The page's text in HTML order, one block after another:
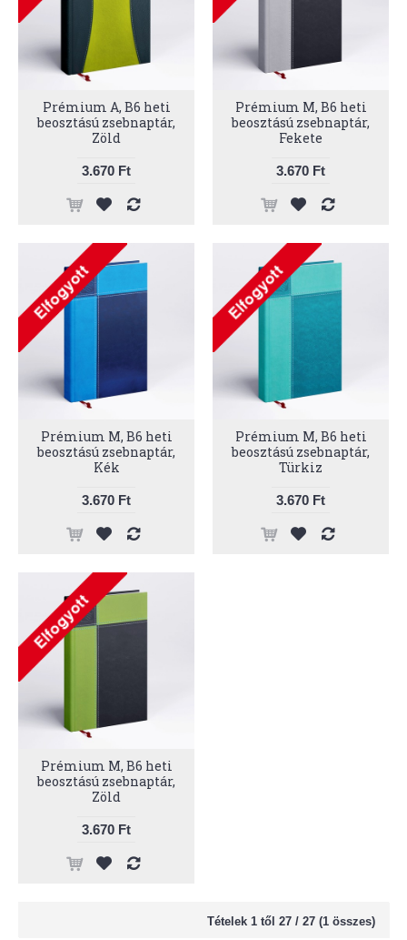
Prémium A, B6 heti
beosztású zsebnaptár,
Zöld
3.670 Ft
Prémium M, B6 heti
beosztású zsebnaptár,
Fekete
3.670 Ft
Prémium M, B6 heti
beosztású zsebnaptár,
Kék
3.670 Ft
Prémium M, B6 heti
beosztású zsebnaptár,
Türkiz
3.670 Ft
Prémium M, B6 heti
beosztású zsebnaptár,
Zöld
3.670 Ft
Tételek 1 től 27 / 27 (1 összes)